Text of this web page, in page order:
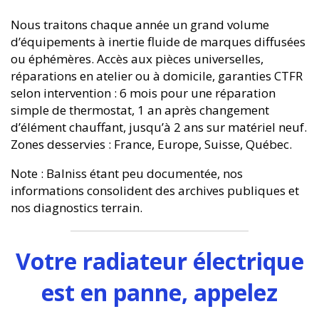
Nous traitons chaque année un grand volume
d’équipements à inertie fluide de marques diffusées
ou éphémères. Accès aux pièces universelles,
réparations en atelier ou à domicile, garanties CTFR
selon intervention : 6 mois pour une réparation
simple de thermostat, 1 an après changement
d’élément chauffant, jusqu’à 2 ans sur matériel neuf.
Zones desservies : France, Europe, Suisse, Québec.
Note : Balniss étant peu documentée, nos
informations consolident des archives publiques et
nos diagnostics terrain.
Votre radiateur électrique
est en panne, appelez